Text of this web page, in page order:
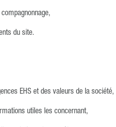
du site.
EHS et des valeurs de la société,
utiles les concernant,